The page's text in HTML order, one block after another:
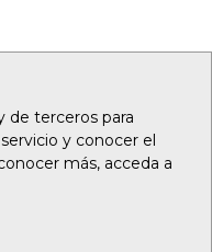
de terceros para
y conocer el
más, acceda a